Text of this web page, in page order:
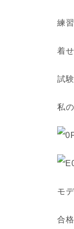
練
着
試
私
モ
合